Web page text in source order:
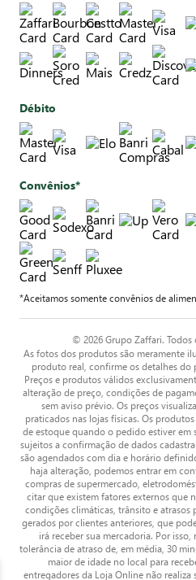
Débito
Convênios*
*Aceitamos somente convênios de
© 2026 Grupo Zaffari. Todos
As fotos dos produtos são meramente
produto real, confirme os detalhes do
Preços e produtos válidos
alteração de preço, condições de
sem aviso prévio. Os preços
praticados nas lojas físicas. Os
de estoque quando o pedido estiver em
sujeitos a confirmação de dados
são agendados com dia e horário
haja alteração, podemos entrar em
compras de supermercado,
citar que existem fatores externos que
condições climáticas, trânsito e atrasos
gerados por clientes anteriores, que
irá receber sua mercadoria. Por
tolerância de atraso de, em média, 30
maior de idade no local para
entregadores da Loja Online não